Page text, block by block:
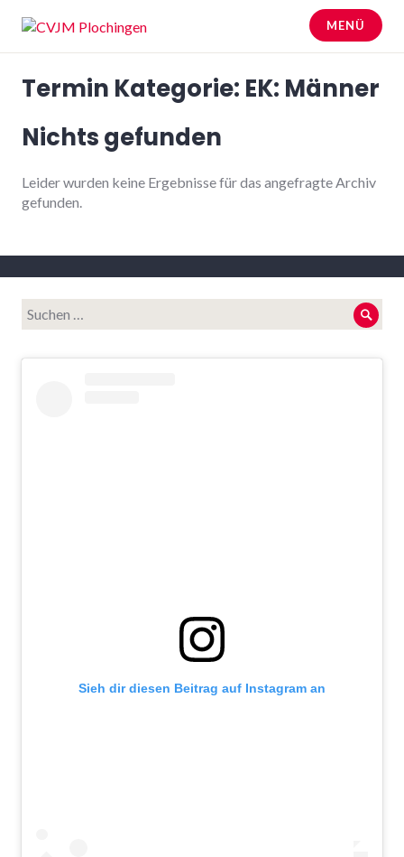
Inhalt
springen
CVJM Plochingen
MENÜ
Termin Kategorie: EK: Männer
Nichts gefunden
Leider wurden keine Ergebnisse für das angefragte Archiv
gefunden.
Suche
nach:
Sieh dir diesen Beitrag auf Instagram an